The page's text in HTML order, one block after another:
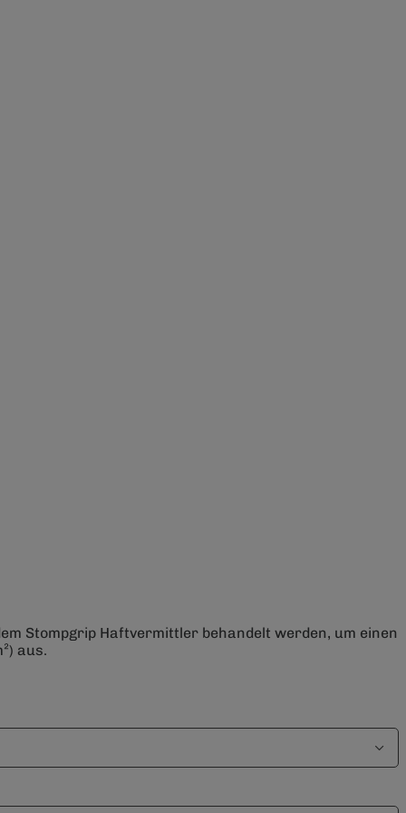
Stompgrip Haftvermittler behandelt werden, um einen
aus.